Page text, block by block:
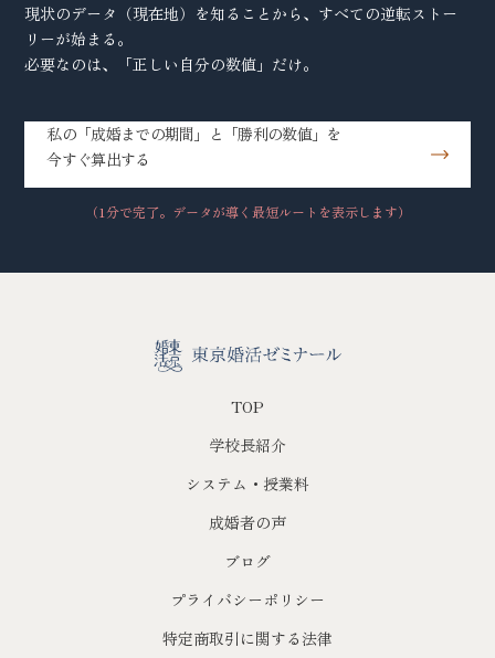
現状のデータ（現在地）を知ることから、すべての逆転ストー
リーが始まる。
必要なのは、「正しい自分の数値」だけ。
私の「成婚までの期間」と「勝利の数値」を
今すぐ算出する
（1分で完了。データが導く最短ルートを表示します）
TOP
学校長紹介
システム・授業料
成婚者の声
ブログ
プライバシーポリシー
特定商取引に関する法律